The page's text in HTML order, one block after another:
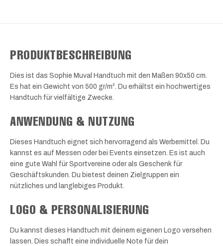
PRODUKTBESCHREIBUNG
Dies ist das Sophie Muval Handtuch mit den Maßen 90x50 cm.
Es hat ein Gewicht von 500 gr/m². Du erhältst ein hochwertiges
Handtuch für vielfältige Zwecke.
ANWENDUNG & NUTZUNG
Dieses Handtuch eignet sich hervorragend als Werbemittel. Du
kannst es auf Messen oder bei Events einsetzen. Es ist auch
eine gute Wahl für Sportvereine oder als Geschenk für
Geschäftskunden. Du bietest deinen Zielgruppen ein
nützliches und langlebiges Produkt.
LOGO & PERSONALISIERUNG
Du kannst dieses Handtuch mit deinem eigenen Logo versehen
lassen. Dies schafft eine individuelle Note für dein